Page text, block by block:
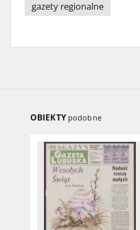
gazety regionalne
OBIEKTY podobne